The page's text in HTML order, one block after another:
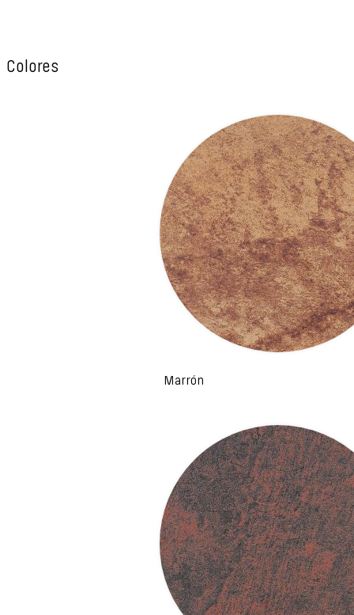
Colores
Marrón